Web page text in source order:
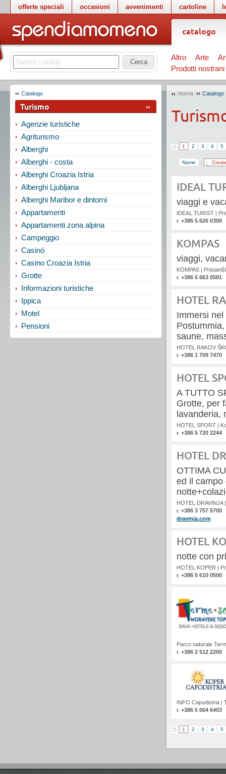
offerte speciali occasioni avvenimenti cartoline
catalogo
Cerca
Altro Arte
Prodotti nostrani
Catalogo
Turismo
Agenzie turistiche
Agriturismo
Alberghi
Alberghi - costa
Alberghi Croazia Istria
Alberghi Ljubljana
Alberghi Maribor e dintorni
Appartamenti
Appartamenti zona alpina
Campeggio
Casinó
Casino Croazia Istria
Grotte
Informazioni turistiche
Ippica
Motel
Pensioni
ritorna Catalogo
1 2 3 4 5
Name
IDEAL
viaggi e
IDEAL TURIST
t: +386 5 626 0300
KOMPAS
viaggi,
KOMPAS
t: +386 5 663 0581
HOTEL
Immersi
saune,
HOTEL RAKOV
t: +386 1 709 7470
HOTEL
A TUTTO
Grotte, per
lavanderia,
HOTEL SPORT
t: +386 5 720 2244
HOTEL
OTTIMA
ed il campo
HOTEL DRAVINJA
t: +386 3 757 5700
dravinja.com
HOTEL
notte con
HOTEL KOPER
t: +386 5 610 0500
Parco naturale
t: +386 2 512 2200
INFO Capodistria
t: +386 5 664 6403
1 2 3 4 5